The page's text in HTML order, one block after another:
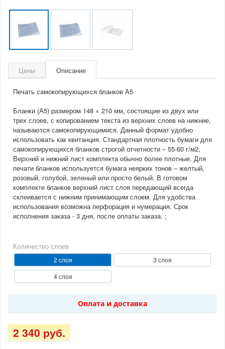
Цены Описание
200
2 340 руб.
300
2 581.2 руб.
500
3 000 руб.
1000
4 200 руб.
2000
6 480 руб.
3000
8 640 руб.
4000
10 704 руб.
5000
12 480 руб.
Печать самокопирующихся бланков А5
Бланки (А5) размером 148 × 210 мм, состоящие из двух или
трех слоев, с копированием текста из верхних слоев на нижние,
называются самокопирующимися. Данный формат удобно
использовать как квитанция. Стандартная плотность бумаги для
самокопирующихся бланков строгой отчетности – 55-60 г/м2,
Верхний и нижний лист комплекта обычно более плотные. Для
печати бланков используется бумага неярких тонов – желтый,
розовый, голубой, зеленый или просто белый. В готовом
комплекте бланков верхний лист слоя передающий всегда
склеивается с нижним принимающим слоем. Для удобства
использования возможна перфорация и нумерация. Срок
исполнения заказа - 3 дня, после оплаты заказа. ;
Количество слоев
2 слоя
3 слоя
4 слоя
Оплата и доставка
2 340 руб.